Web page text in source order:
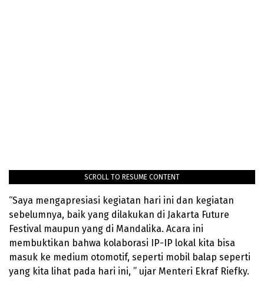
SCROLL TO RESUME CONTENT
“Saya mengapresiasi kegiatan hari ini dan kegiatan
sebelumnya, baik yang dilakukan di Jakarta Future
Festival maupun yang di Mandalika. Acara ini
membuktikan bahwa kolaborasi IP-IP lokal kita bisa
masuk ke medium otomotif, seperti mobil balap seperti
yang kita lihat pada hari ini, ” ujar Menteri Ekraf Riefky.